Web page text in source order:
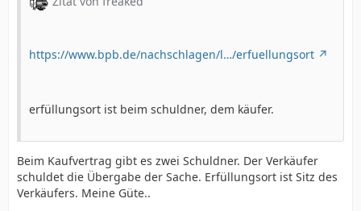
https://www.bpb.de/nachschlagen/l…/erfuellungsort
erfüllungsort ist beim schuldner, dem käufer.
Beim Kaufvertrag gibt es zwei Schuldner. Der Verkäufer
schuldet die Übergabe der Sache. Erfüllungsort ist Sitz des
Verkäufers. Meine Güte..